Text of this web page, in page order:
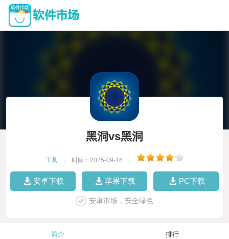
黑洞vs黑洞
工具 时间：2025-09-16
安卓下载 苹果下载 PC下载
安卓市场，安全绿色
简介 排行